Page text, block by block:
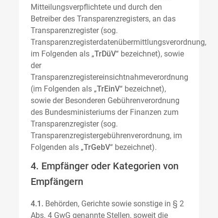
Mitteilungsverpflichtete und durch den
Betreiber des Transparenzregisters, an das
Transparenzregister (sog.
Transparenzregisterdatenübermittlungsverordnung,
im Folgenden als „TrDüV“ bezeichnet), sowie
der
Transparenzregistereinsichtnahmeverordnung
(im Folgenden als „TrEinV“ bezeichnet),
sowie der Besonderen Gebührenverordnung
des Bundesministeriums der Finanzen zum
Transparenzregister (sog.
Transparenzregistergebührenverordnung, im
Folgenden als „TrGebV“ bezeichnet).
4. Empfänger oder Kategorien von
Empfängern
4.1. Behörden, Gerichte sowie sonstige in § 2
Abs. 4 GwG genannte Stellen, soweit die